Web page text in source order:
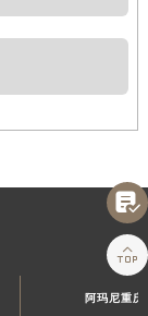
阿玛尼重

